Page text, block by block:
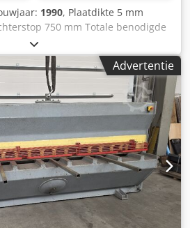
1990, Plaatdikte 5 mm
750 mm Totale benodigde
van de machine circa 4 ton
Advertentie